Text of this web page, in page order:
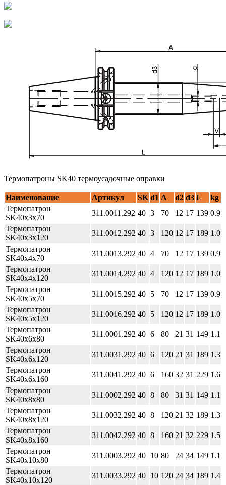
Термопатроны SK40 термоусадочные оправки
Наименование Артикул SK d1 A d2 d3 L
kg
Термопатрон
SK40x3x70
311.0011.292 40 3 70 12 17 139 0.9
Термопатрон
SK40x3x120
311.0012.292 40 3 120 12 17 189 1.0
Термопатрон
SK40x4x70
311.0013.292 40 4 70 12 17 139 0.9
Термопатрон
SK40x4x120
311.0014.292 40 4 120 12 17 189 1.0
Термопатрон
SK40x5x70
311.0015.292 40 5 70 12 17 139 0.9
Термопатрон
SK40x5x120
311.0016.292 40 5 120 12 17 189 1.0
Термопатрон
SK40x6x80
311.0001.292 40 6 80 21 31 149 1.1
Термопатрон
SK40x6x120
311.0031.292 40 6 120 21 31 189 1.3
Термопатрон
SK40x6x160
311.0041.292 40 6 160 32 31 229 1.6
Термопатрон
SK40x8x80
311.0002.292 40 8 80 31 31 149 1.1
Термопатрон
SK40x8x120
311.0032.292 40 8 120 21 32 189 1.3
Термопатрон
SK40x8x160
311.0042.292 40 8 160 21 32 229 1.5
Термопатрон
SK40x10x80
311.0003.292 40 10 80 24 34 149 1.1
Термопатрон
SK40x10x120
311.0033.292 40 10 120 24 34 189 1.4